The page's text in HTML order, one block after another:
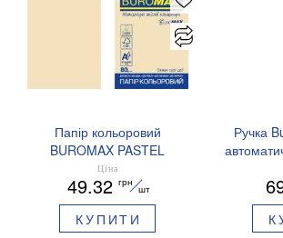
Папір кольоровий
BUROMAX PASTEL
EUROMAX 20 арк А4 80 г/
мс BM.2721220E-08
Ціна
49.32 грн
шт
КУПИТИ
Ручка
сині